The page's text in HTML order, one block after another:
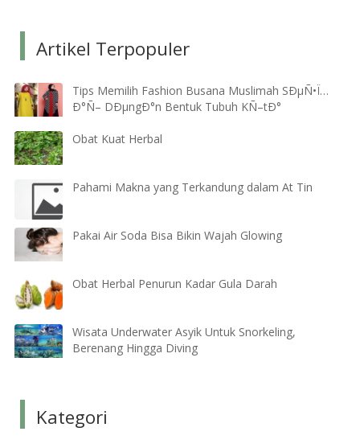
Artikel Terpopuler
Tips Memilih Fashion Busana Muslimah SÐµÑ•Ï…
Ð°Ñ– DÐµngÐ°n Bentuk Tubuh KÑ–tÐ°
Obat Kuat Herbal
Pahami Makna yang Terkandung dalam At Tin
Pakai Air Soda Bisa Bikin Wajah Glowing
Obat Herbal Penurun Kadar Gula Darah
Wisata Underwater Asyik Untuk Snorkeling,
Berenang Hingga Diving
Kategori